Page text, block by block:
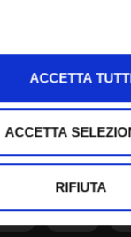
ACCETTA
ACCETTA
RIFIUTA
956 957
962
971 972
977